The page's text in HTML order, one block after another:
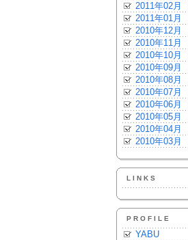
2011年02月
2011年01月
2010年12月
2010年11月
2010年10月
2010年09月
2010年08月
2010年07月
2010年06月
2010年05月
2010年04月
2010年03月
LINKS
PROFILE
YABU